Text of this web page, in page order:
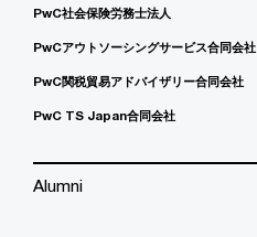
PwC社会保険労務士法人
PwCアウトソーシングサービス合同会社
PwC関税貿易アドバイザリー合同会社
PwC TS Japan合同会社
Alumni